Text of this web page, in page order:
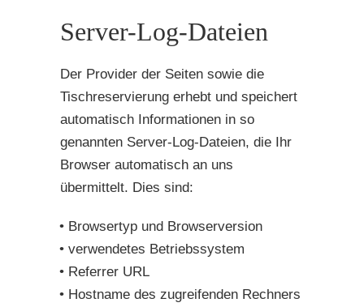
Server-Log-Dateien
Der Provider der Seiten sowie die
Tischreservierung erhebt und speichert
automatisch Informationen in so
genannten Server-Log-Dateien, die Ihr
Browser automatisch an uns
übermittelt. Dies sind:
Browsertyp und Browserversion
verwendetes Betriebssystem
Referrer URL
Hostname des zugreifenden Rechners